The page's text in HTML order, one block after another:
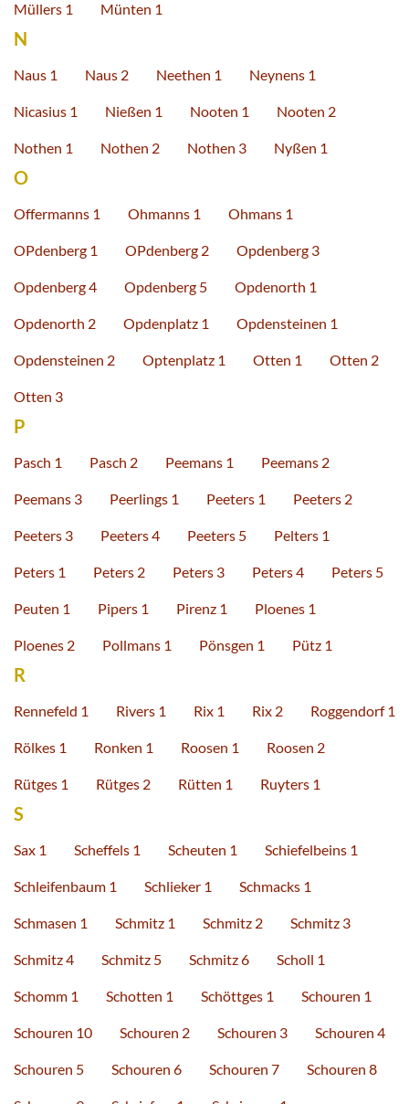
Müllers 1 Münten 1
N
Naus 1 Naus 2 Neethen 1 Neynens 1
Nicasius 1 Nießen 1 Nooten 1 Nooten 2
Nothen 1 Nothen 2 Nothen 3 Nyßen 1
O
Offermanns 1 Ohmanns 1 Ohmans 1
OPdenberg 1 OPdenberg 2 Opdenberg 3
Opdenberg 4 Opdenberg 5 Opdenorth 1
Opdenorth 2 Opdenplatz 1 Opdensteinen 1
Opdensteinen 2 Optenplatz 1 Otten 1 Otten 2
Otten 3
P
Pasch 1 Pasch 2 Peemans 1 Peemans 2
Peemans 3 Peerlings 1 Peeters 1 Peeters 2
Peeters 3 Peeters 4 Peeters 5 Pelters 1
Peters 1 Peters 2 Peters 3 Peters 4 Peters 5
Peuten 1 Pipers 1 Pirenz 1 Ploenes 1
Ploenes 2 Pollmans 1 Pönsgen 1 Pütz 1
R
Rennefeld 1 Rivers 1 Rix 1 Rix 2 Roggendorf 1
Rölkes 1 Ronken 1 Roosen 1 Roosen 2
Rütges 1 Rütges 2 Rütten 1 Ruyters 1
S
Sax 1 Scheffels 1 Scheuten 1 Schiefelbeins 1
Schleifenbaum 1 Schlieker 1 Schmacks 1
Schmasen 1 Schmitz 1 Schmitz 2 Schmitz 3
Schmitz 4 Schmitz 5 Schmitz 6 Scholl 1
Schomm 1 Schotten 1 Schöttges 1 Schouren 1
Schouren 10 Schouren 2 Schouren 3 Schouren 4
Schouren 5 Schouren 6 Schouren 7 Schouren 8